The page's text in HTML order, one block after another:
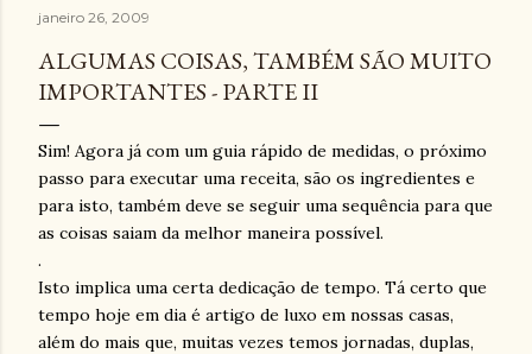
janeiro 26, 2009
ALGUMAS COISAS, TAMBÉM SÃO MUITO
IMPORTANTES - PARTE II
Sim! Agora já com um guia rápido de medidas, o próximo
passo para executar uma receita, são os ingredientes e
para isto, também deve se seguir uma sequência para que
as coisas saiam da melhor maneira possível.
.
Isto implica uma certa dedicação de tempo. Tá certo que
tempo hoje em dia é artigo de luxo em nossas casas,
além do mais que, muitas vezes temos jornadas, duplas,